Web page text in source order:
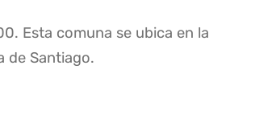
Esta comuna se ubica en la
de Santiago.